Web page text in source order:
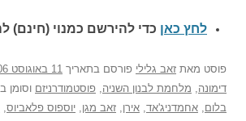
לחץ כאן כדי להירשם כמנוי (חינם)
פוסט מאת זאב גלילי פורסם בתאריך 11 באוגוסט 2006
דימונה
מלחמת לבנון השניה פוסטמודרניזם וסומן
בלום אחמדניג'אד אירן זאב מגן יוספוס פלאביוס